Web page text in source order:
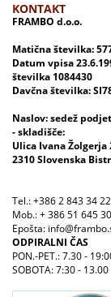
KONTAKT
FRAMBO d.o.o.
Matična številka:
Datum vpisa
številka 1084430
Davčna številka:
Naslov: sedež
- skladišče:
Ulica Ivana Žolgerja
2310 Slovenska
Tel.: +386 2 843 34 22
Mob.: + 386 51 645
Epošta:
ODPIRALNI ČAS
PON.-PET.: 7.30 -
SOBOTA: 7:30 - 13.00